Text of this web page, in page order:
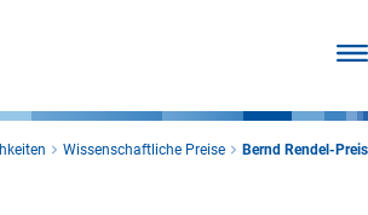
Wissenschaftliche Preise Bernd Rendel-Preis